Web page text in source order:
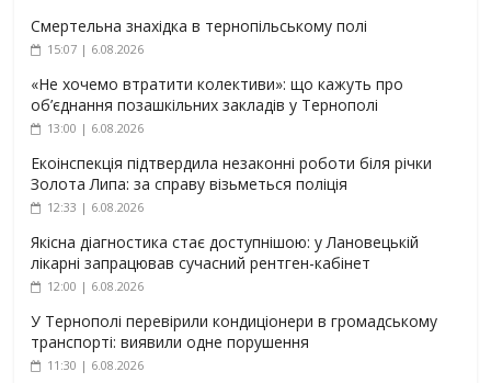
Смертельна знахідка в тернопільському полі
15:07 | 6.08.2026
«Не хочемо втратити колективи»: що кажуть про
об’єднання позашкільних закладів у Тернополі
13:00 | 6.08.2026
Екоінспекція підтвердила незаконні роботи біля річки
Золота Липа: за справу візьметься поліція
12:33 | 6.08.2026
Якісна діагностика стає доступнішою: у Лановецькій
лікарні запрацював сучасний рентген-кабінет
12:00 | 6.08.2026
У Тернополі перевірили кондиціонери в громадському
транспорті: виявили одне порушення
11:30 | 6.08.2026